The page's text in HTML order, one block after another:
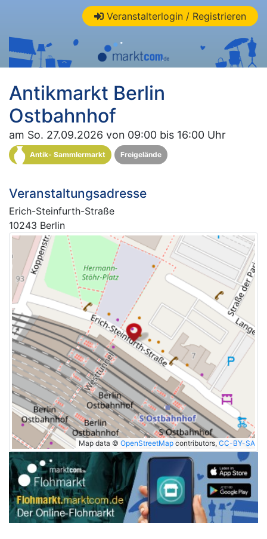
Veranstalterlogin / Registrieren
Antikmarkt Berlin
Ostbahnhof
am So. 27.09.2026 von 09:00 bis 16:00 Uhr
Antik- Sammlermarkt Freigelände
Veranstaltungsadresse
Erich-Steinfurth-Straße
10243 Berlin
Map data © OpenStreetMap contributors, CC-BY-SA